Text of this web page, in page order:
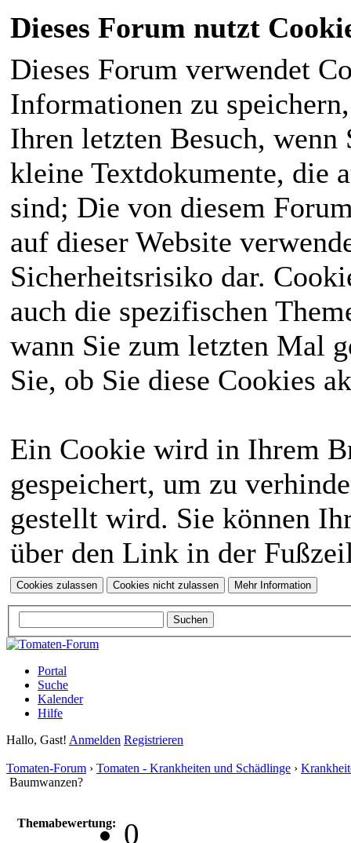
Dieses Forum nutzt
Dieses Forum verwendet
Informationen zu
Ihren letzten Besuch,
kleine Textdokumente, die
sind; Die von diesem
auf dieser Website
Sicherheitsrisiko dar.
auch die spezifischen
wann Sie zum letzten Mal
Sie, ob Sie diese Cookies
Ein Cookie wird in Ihrem
gespeichert, um zu
gestellt wird. Sie können
über den Link in der
Portal
Suche
Kalender
Hilfe
Hallo, Gast! Anmelden Registrieren
Tomaten-Forum › Tomaten - Krankheiten und Schädlinge ›
Baumwanzen?
Themabewertung:
0